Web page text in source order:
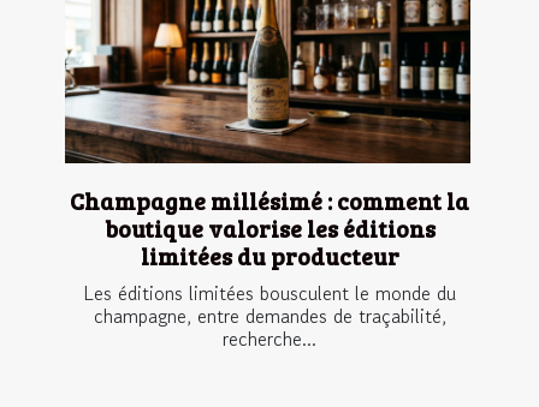
Champagne millésimé : comment la
boutique valorise les éditions
limitées du producteur
Les éditions limitées bousculent le monde du
champagne, entre demandes de traçabilité,
recherche...